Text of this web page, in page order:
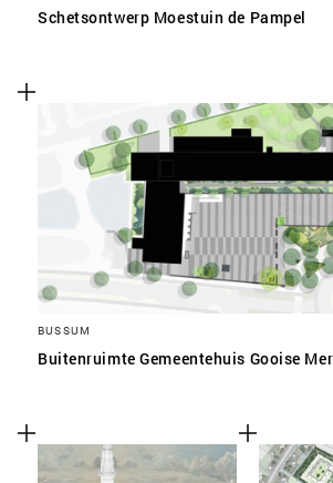
Schetsontwerp Moestuin de Pampel
BUSSUM
Buitenruimte Gemeentehuis Gooise